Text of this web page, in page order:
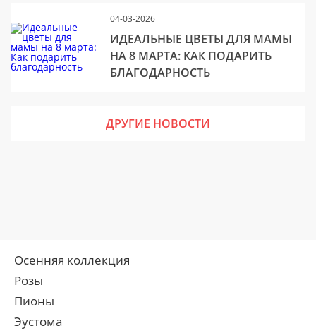
04-03-2026
ИДЕАЛЬНЫЕ ЦВЕТЫ ДЛЯ МАМЫ
НА 8 МАРТА: КАК ПОДАРИТЬ
БЛАГОДАРНОСТЬ
ДРУГИЕ НОВОСТИ
Осенняя коллекция
Розы
Пионы
Эустома